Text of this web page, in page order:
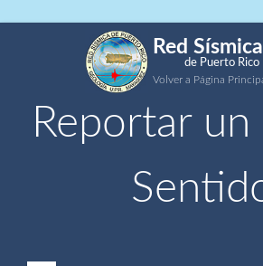
Red Sísmica
de Puerto Rico
Volver a Página
Reportar un